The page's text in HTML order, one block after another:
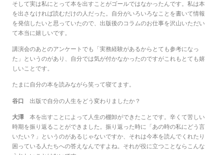
そして実は私にとって本を出すことがゴールではなかったんです。私は本
を出さなければ読むだけの人だった。自分がいろいろなことを書いて情報
を発信したいと思っていたので、出版後のコラムのお仕事を沢山いただい
て本当に嬉しいです。
講演会のあとのアンケートでも「実務経験があるからとても参考になっ
た」というのがあり、自分では気が付かなかったのですがこれもとても嬉
しいことです。
たまに自分の本を読みながら笑って寝てます。
谷口 出版で自分の人生をどう変わりましたか？
大澤 本を出すことによって人生の棚卸ができたことです。辛くて苦しい
時期を振り返ることができました。振り返った時に「あの時の私にどう言
いたい？」というのがあるじゃないですか、それは今本を読んでくれたり
困っている人たちへの答えなんですよね。それが役に立つことならこんな